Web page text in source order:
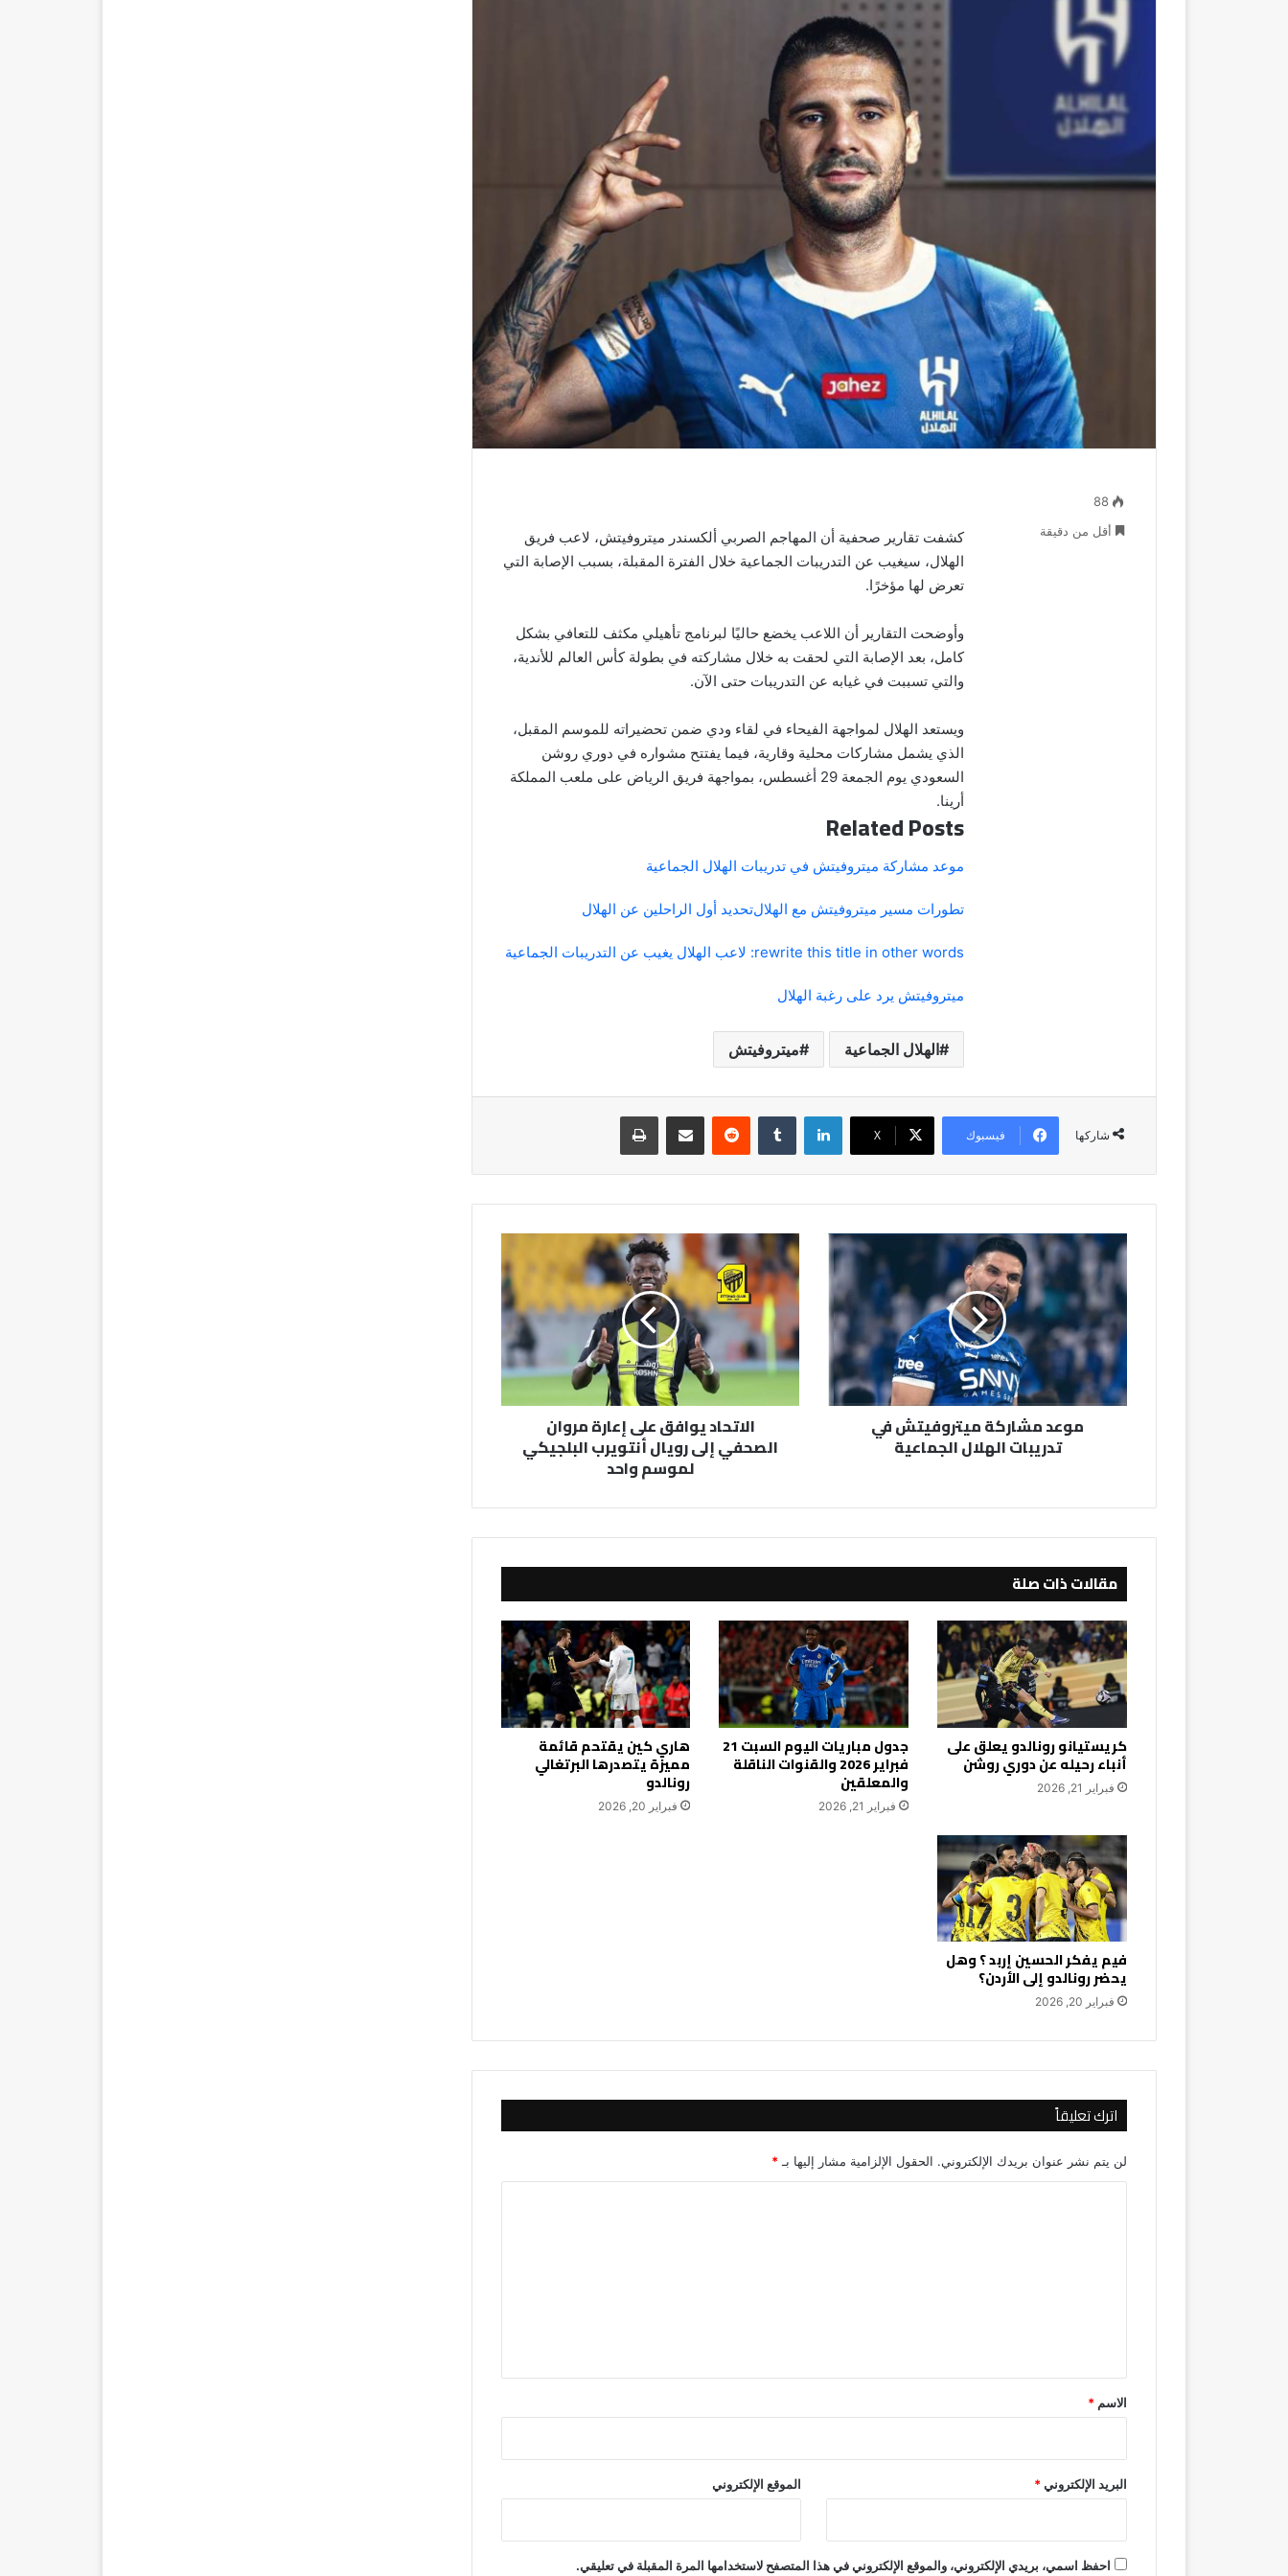
كشفت تقارير صحفية أن المهاجم الصربي ألكسندر ميتروفيتش، لاعب فريق
الهلال، سيغيب عن التدريبات الجماعية خلال الفترة المقبلة، بسبب الإصابة التي
تعرض لها مؤخرًا.
وأوضحت التقارير أن اللاعب يخضع حاليًا لبرنامج تأهيلي مكثف للتعافي بشكل
كامل، بعد الإصابة التي لحقت به خلال مشاركته في بطولة كأس العالم للأندية،
والتي تسببت في غيابه عن التدريبات حتى الآن.
ويستعد الهلال لمواجهة الفيحاء في لقاء ودي ضمن تحضيراته للموسم المقبل،
الذي يشمل مشاركات محلية وقارية، فيما يفتتح مشواره في دوري روشن
السعودي يوم الجمعة 29 أغسطس، بمواجهة فريق الرياض على ملعب المملكة
أرينا.
Related Posts
موعد مشاركة ميتروفيتش في تدريبات الهلال الجماعية
تطورات مسير ميتروفيتش مع الهلالتحديد أول الراحلين عن الهلال
rewrite this title in other words: لاعب الهلال يغيب عن التدريبات الجماعية
ميتروفيتش يرد على رغبة الهلال
الهلال الجماعية ميتروفيتش
88
أقل من دقيقة
شاركها فيسبوك ‫X
لينكدإن مشاركة عبر البريد طباعة
موعد
مشاركة
ميتروفيتش
تدريبات
الهلال
الجماعية
موعد مشاركة ميتروفيتش في
تدريبات الهلال الجماعية
الاتحاد
يوافق
على
إعارة
مروان
الصحفي
إلى
أنتويرب
لموسم
الاتحاد يوافق على إعارة مروان
الصحفي إلى رويال أنتويرب البلجيكي
لموسم واحد
مقالات ذات صلة
كريستيانو رونالدو يعلق على
أنباء رحيله عن دوري روشن
فبراير 21, 2026
جدول مباريات اليوم السبت 21
فبراير 2026 والقنوات الناقلة
والمعلقين
فبراير 21, 2026
هاري كين يقتحم قائمة
مميزة يتصدرها البرتغالي
رونالدو
فبراير 20, 2026
فيم يفكر الحسين إربد ؟ وهل
يحضر رونالدو إلى الأردن؟
فبراير 20, 2026
اترك تعليقاً
لن يتم نشر عنوان بريدك الإلكتروني. الحقول الإلزامية مشار إليها بـ*
*
الاسم *
البريد الإلكتروني* الموقع الإلكتروني
احفظ اسمي، بريدي الإلكتروني، والموقع الإلكتروني في هذا المتصفح لاستخدامها المرة المقبلة في تعليقي.